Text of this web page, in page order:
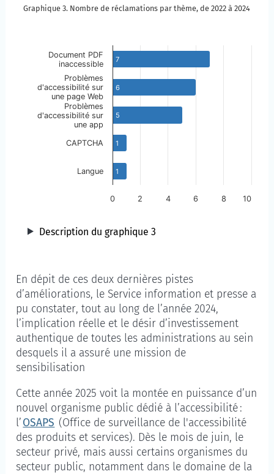
Passer à la description du graphique
Graphique 3. Nombre de réclamations par thème, de 2022 à 2024
7
6
5
1
1
0 2 4 6 8 10
Document PDF
inaccessible
Problèmes
d'accessibilité sur
une page Web
Problèmes
d'accessibilité sur
une app
CAPTCHA
Langue
Description du graphique 3
En dépit de ces deux dernières pistes
d’améliorations, le Service information et presse a
pu constater, tout au long de l’année 2024,
l’implication réelle et le désir d’investissement
authentique de toutes les administrations au sein
desquels il a assuré une mission de
sensibilisation
Cette année 2025 voit la montée en puissance d’un
nouvel organisme public dédié à l’accessibilité :
l’OSAPS (Office de surveillance de l'accessibilité
des produits et services). Dès le mois de juin, le
secteur privé, mais aussi certains organismes du
secteur public, notamment dans le domaine de la